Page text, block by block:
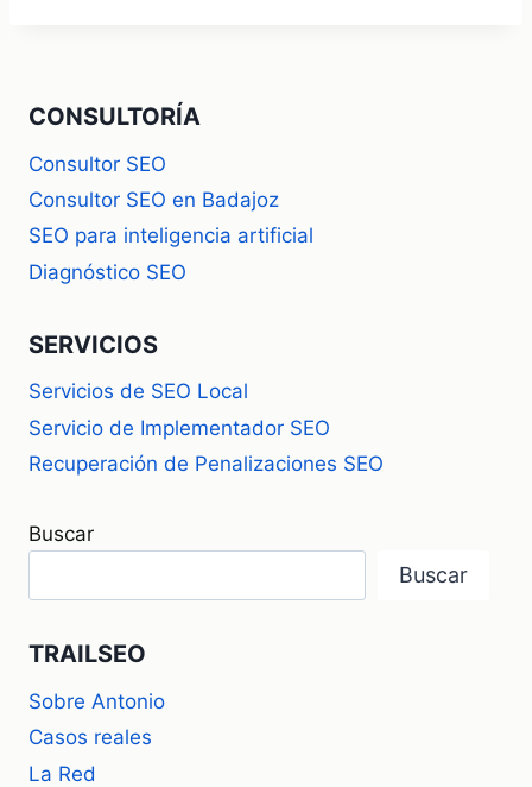
CONSULTORÍA
Consultor SEO
Consultor SEO en Badajoz
SEO para inteligencia artificial
Diagnóstico SEO
SERVICIOS
Servicios de SEO Local
Servicio de Implementador SEO
Recuperación de Penalizaciones SEO
Buscar
Buscar
TRAILSEO
Sobre Antonio
Casos reales
La Red